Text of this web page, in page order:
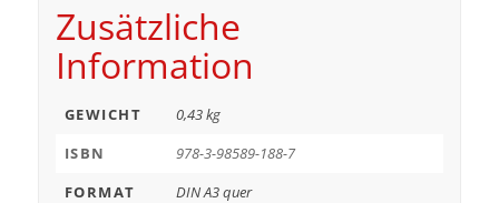
Zusätzliche
Information
GEWICHT
0,43 kg
ISBN
978-3-98589-188-7
FORMAT
DIN A3 quer